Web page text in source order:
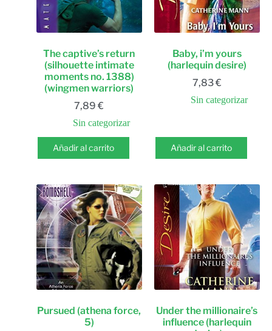
The captive’s return
(silhouette intimate
moments no. 1388)
(wingmen warriors)
7,89€
Sin categorizar
Añadir al carrito
Baby, i’m yours
(harlequin desire)
7,83€
Sin categorizar
Añadir al carrito
Pursued (athena force,
5)
Under the millionaire’s
influence (harlequin